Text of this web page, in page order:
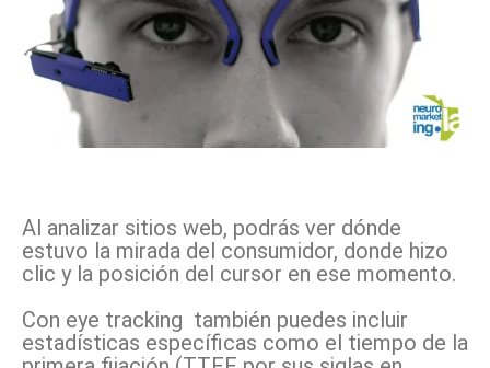
Al analizar sitios web, podrás ver dónde
estuvo la mirada del consumidor, donde hizo
clic y la posición del cursor en ese momento.
Con eye tracking también puedes incluir
estadísticas específicas como el tiempo de la